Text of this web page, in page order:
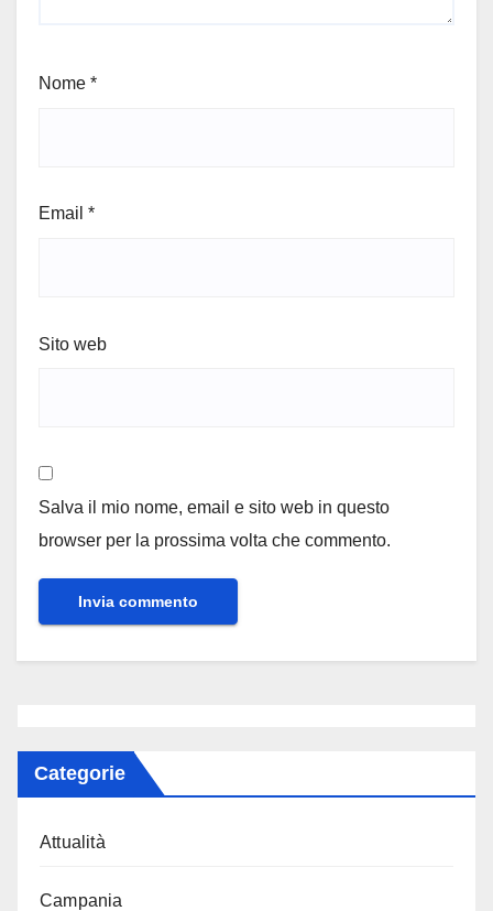
Nome *
Email *
Sito web
Salva il mio nome, email e sito web in questo
browser per la prossima volta che commento.
Categorie
Attualità
Campania